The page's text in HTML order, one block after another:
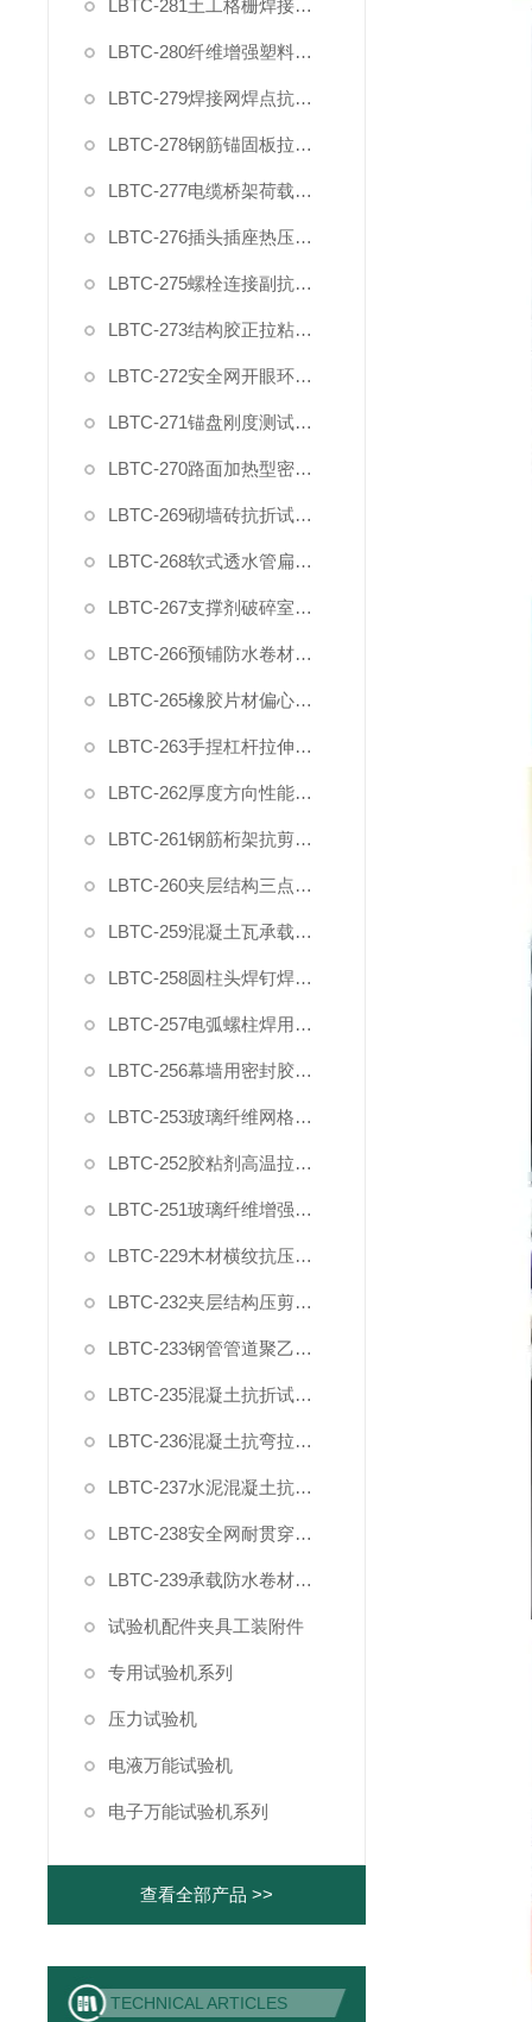
LBTC-281土工格栅焊接点极限剥离力夹具
LBTC-280纤维增强塑料层间剪切强度试验夹具
LBTC-279焊接网焊点抗拉力夹具
LBTC-278钢筋锚固板拉伸夹具
LBTC-277电缆桥架荷载试验装置
LBTC-276插头插座热压缩试验装置
LBTC-275螺栓连接副抗拉荷载夹具
LBTC-273结构胶正拉粘结强度试验夹具
LBTC-272安全网开眼环扣强力夹具
LBTC-271锚盘刚度测试装置夹具
LBTC-270路面加热型密封胶低温拉伸试件夹具
LBTC-269砌墙砖抗折试验夹具
LBTC-268软式透水管扁平耐压力试验压具夹具
LBTC-267支撑剂破碎室测试装置
LBTC-266预铺防水卷材与后浇混凝土剥离强度试验夹具
LBTC-265橡胶片材偏心夹具
LBTC-263手捏杠杆拉伸橡塑夹具
LBTC-262厚度方向性能钢板拉伸试验夹具
LBTC-261钢筋桁架抗剪夹具
LBTC-260夹层结构三点弯曲试验装置夹具
LBTC-259混凝土瓦承载力试验夹具
LBTC-258圆柱头焊钉焊接端拉力试验夹具
LBTC-257电弧螺柱焊用圆柱头焊钉弯曲夹具
LBTC-256幕墙用密封胶剪切强度夹具
LBTC-253玻璃纤维网格布拉伸断裂强力试验夹具
LBTC-252胶粘剂高温拉伸剪切夹具
LBTC-251玻璃纤维增强水泥四点抗弯装置夹具
LBTC-229木材横纹抗压变形强度测量装置夹具
LBTC-232夹层结构压剪试验装置
LBTC-233钢管管道聚乙烯防腐层弯曲试验模具
LBTC-235混凝土抗折试验装置GBT50081
LBTC-236混凝土抗弯拉试验装置JTGE30
LBTC-237水泥混凝土抗弯拉弹性模量试验装置
LBTC-238安全网耐贯穿测性能试验夹具棒
LBTC-239承载防水卷材剥离强度模具
试验机配件夹具工装附件
专用试验机系列
压力试验机
电液万能试验机
电子万能试验机系列
查看全部产品 >>
TECHNICAL ARTICLES